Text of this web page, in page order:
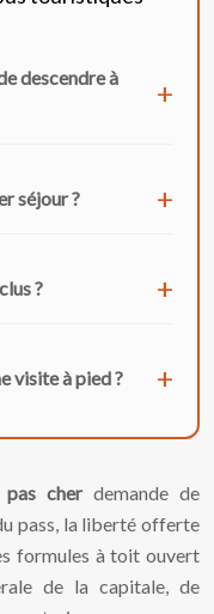
descendre à
séjour ?
?
visite à pied ?
cherdemande de
pass, la liberté offerte
formules à toit ouvert
de la capitale, de